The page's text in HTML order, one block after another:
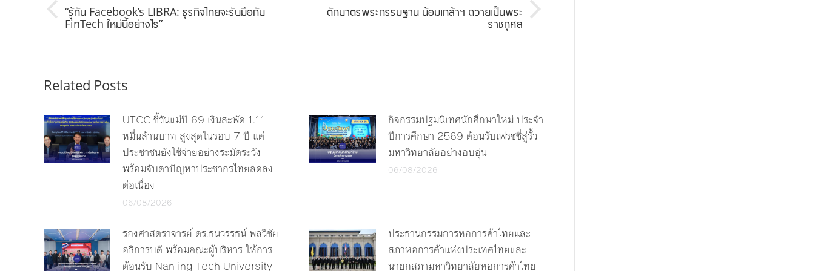
Previous
post:
“รู้ทัน Facebook’s LIBRA: ธุรกิจไทยจะรับมือกับ
FinTech ใหม่นี้อย่างไร”
Nextตักบาตรพระกรรมฐาน น้อมเกล้าฯ ถวายเป็นพระ
ราชกุศล
Related Posts
UTCC ชี้วันแม่ปี 69 เงินสะพัด 1.11
หมื่นล้านบาท สูงสุดในรอบ 7 ปี แต่
ประชาชนยังใช้จ่ายอย่างระมัดระวัง
พร้อมจับตาปัญหาประชากรไทยลดลง
ต่อเนื่อง
06/08/2026
กิจกรรมปฐมนิเทศนักศึกษาใหม่ ประจำ
ปีการศึกษา 2569 ต้อนรับเฟรชชี่สู่รั้ว
มหาวิทยาลัยอย่างอบอุ่น
06/08/2026
รองศาสตราจารย์ ดร.ธนวรรธน์ พลวิชัย
อธิการบดี พร้อมคณะผู้บริหาร ให้การ
ต้อนรับ Nanjing Tech University
ประธานกรรมการหอการค้าไทยและ
สภาหอการค้าแห่งประเทศไทยและ
นายกสภามหาวิทยาลัยหอการค้าไทย